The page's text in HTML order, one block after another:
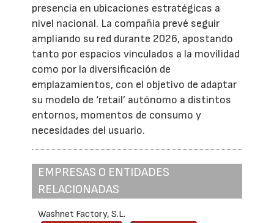
presencia en ubicaciones estratégicas a
nivel nacional. La compañía prevé seguir
ampliando su red durante 2026, apostando
tanto por espacios vinculados a la movilidad
como por la diversificación de
emplazamientos, con el objetivo de adaptar
su modelo de ‘retail’ autónomo a distintos
entornos, momentos de consumo y
necesidades del usuario.
EMPRESAS O ENTIDADES
RELACIONADAS
Washnet Factory, S.L.